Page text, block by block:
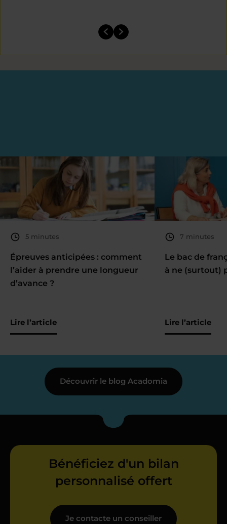
5 minutes
Épreuves anticipées : comment
l’aider à prendre une longueur
d’avance ?
Lire l’article
7 minutes
Le bac de
à ne (surtout)
Lire l’article
Découvrir le blog Acadomia
Bénéficiez d'un bilan
personnalisé offert
Je contacte un conseiller